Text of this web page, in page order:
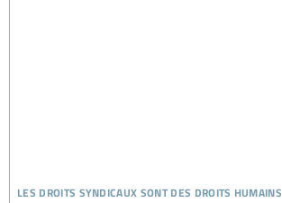
les droits syndicaux sont des droits humains